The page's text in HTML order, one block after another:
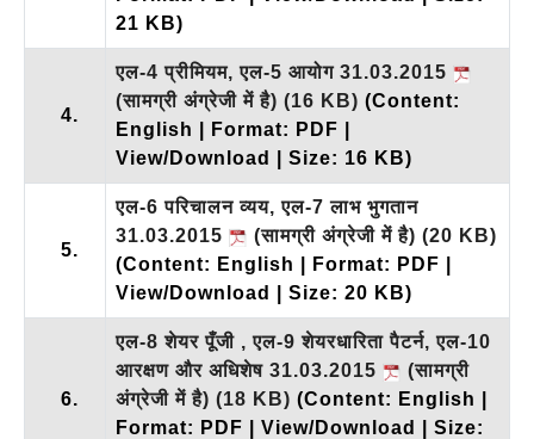
21 KB)
4.
एल-4 प्रीमियम, एल-5 आयोग 31.03.2015
(सामग्री अंग्रेजी में है) (16 KB) (Content:
English | Format: PDF |
View/Download | Size: 16 KB)
5.
एल-6 परिचालन व्यय, एल-7 लाभ भुगतान
31.03.2015
(सामग्री अंग्रेजी में है) (20 KB)
(Content: English | Format: PDF |
View/Download | Size: 20 KB)
6.
एल-8 शेयर पूँजी , एल-9 शेयरधारिता पैटर्न, एल-10
आरक्षण और अधिशेष 31.03.2015
(सामग्री
अंग्रेजी में है) (18 KB) (Content: English |
Format: PDF | View/Download | Size: